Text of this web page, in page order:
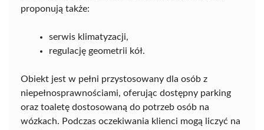
proponują także:
serwis klimatyzacji,
regulację geometrii kół.
Obiekt jest w pełni przystosowany dla osób z
niepełnosprawnościami, oferując dostępny parking
oraz toaletę dostosowaną do potrzeb osób na
wózkach. Podczas oczekiwania klienci mogą liczyć na